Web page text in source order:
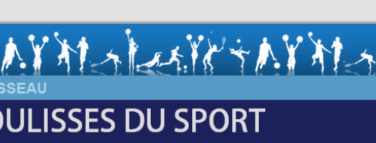
Les Coulisses du Sport